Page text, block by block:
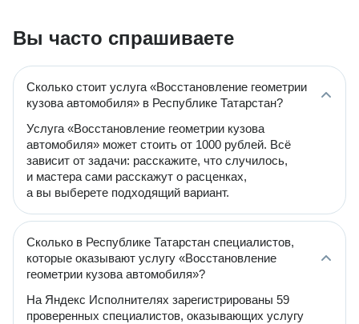
Вы часто спрашиваете
Сколько стоит услуга «Восстановление геометрии
кузова автомобиля» в Республике Татарстан?
Услуга «Восстановление геометрии кузова
автомобиля» может стоить от 1000 рублей. Всё
зависит от задачи: расскажите, что случилось,
и мастера сами расскажут о расценках,
а вы выберете подходящий вариант.
Сколько в Республике Татарстан специалистов,
которые оказывают услугу «Восстановление
геометрии кузова автомобиля»?
На Яндекс Исполнителях зарегистрированы 59
проверенных специалистов, оказывающих услугу